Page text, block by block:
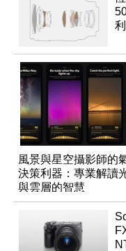
風景與星空攝影師的
決策利器：專業解讀
與雲層的智慧
App「Atmos」登場